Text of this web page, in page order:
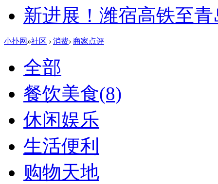
新进展！潍宿高铁至
小扑网 »社区 › 消费› 商家点评
全部
餐饮美食(8)
休闲娱乐
生活便利
购物天地